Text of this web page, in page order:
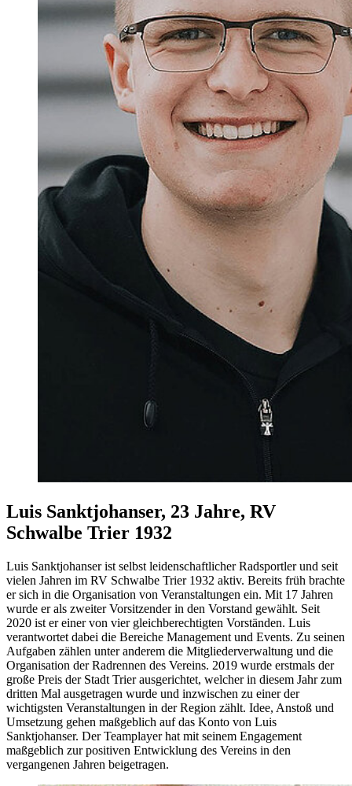
Luis Sanktjohanser, 23 Jahre, RV
Schwalbe Trier 1932
Luis Sanktjohanser ist selbst leidenschaftlicher Radsportler und seit
vielen Jahren im RV Schwalbe Trier 1932 aktiv. Bereits früh brachte
er sich in die Organisation von Veranstaltungen ein. Mit 17 Jahren
wurde er als zweiter Vorsitzender in den Vorstand gewählt. Seit
2020 ist er einer von vier gleichberechtigten Vorständen. Luis
verantwortet dabei die Bereiche Management und Events. Zu seinen
Aufgaben zählen unter anderem die Mitgliederverwaltung und die
Organisation der Radrennen des Vereins. 2019 wurde erstmals der
große Preis der Stadt Trier ausgerichtet, welcher in diesem Jahr zum
dritten Mal ausgetragen wurde und inzwischen zu einer der
wichtigsten Veranstaltungen in der Region zählt. Idee, Anstoß und
Umsetzung gehen maßgeblich auf das Konto von Luis
Sanktjohanser. Der Teamplayer hat mit seinem Engagement
maßgeblich zur positiven Entwicklung des Vereins in den
vergangenen Jahren beigetragen.